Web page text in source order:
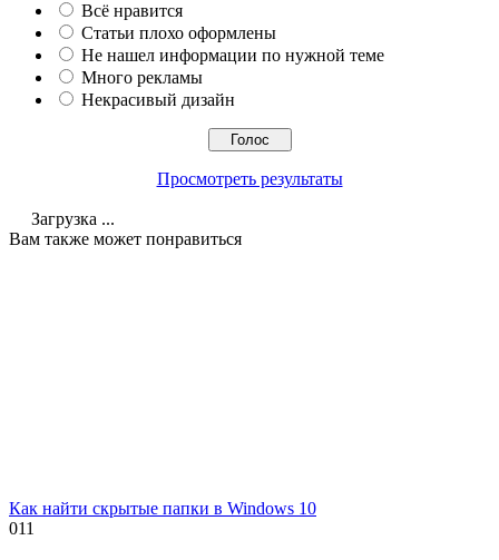
Всё нравится
Статьи плохо оформлены
Не нашел информации по нужной теме
Много рекламы
Некрасивый дизайн
Просмотреть результаты
Загрузка ...
Вам также может понравиться
Как найти скрытые папки в Windows 10
011